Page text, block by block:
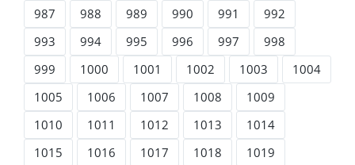
987
988 989 990 991
992
993
994 995 996 997
998
999
1000 1001 1002 1003
1004
1005
1006 1007 1008
1009
1010
1011 1012 1013
1014
1015
1016 1017 1018
1019